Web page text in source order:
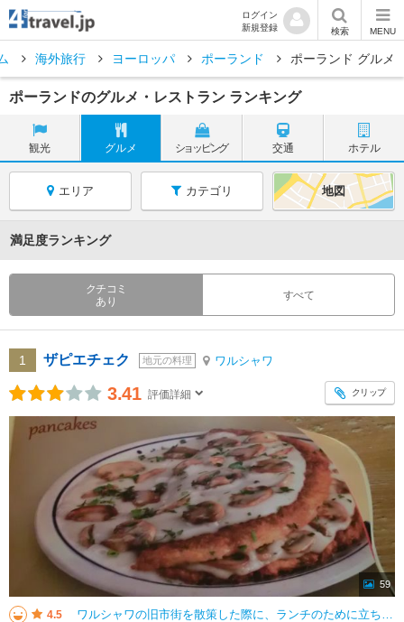
ログイン
新規登録
検索 MENU
海外旅行 ヨーロッパ ポーランド ポーランド グルメ
ポーランドのグルメ・レストラン ランキング
観光 グルメ ショッピング 交通 ホテル
エリア カテゴリ 地図
満足度ランキング
クチコミ
あり
すべて
1 ザピエチェク 地元の料理 ワルシャワ
3.41 評価詳細 クリップ
59
4.5 ワルシャワの旧市街を散策した際に、ランチのために立ち寄ったのがこちらの【ザピエチェク】です。旧市街地を別段探したわけでもないのですが、王宮前から旧市街広場界隈をそぞろ歩きしていて目に留まったので利用した感じでした。ポーラン